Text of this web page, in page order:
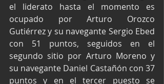
el liderato hasta el momento es
ocupado por Arturo Orozco
Gutiérrez y su navegante Sergio Ebed
con 51 puntos, seguidos en el
segundo sitio por Arturo Moreno y
su navegante Daniel Castañón con 37
puntos y en el tercer puesto se